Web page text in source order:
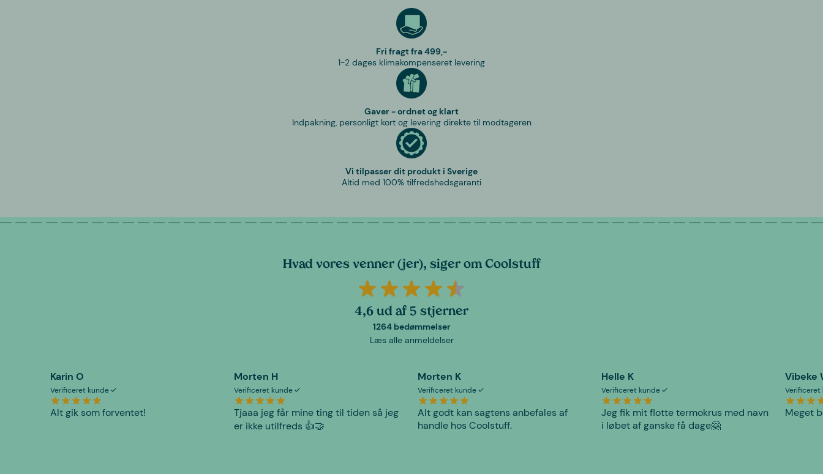
Fri fragt fra 499,-
1-2 dages klimakompenseret levering
Gaver - ordnet og klart
Indpakning, personligt kort og levering direkte til modtageren
Vi tilpasser dit produkt i Sverige
Altid med 100% tilfredshedsgaranti
Hvad vores venner (jer), siger om Coolstuff
4,6 ud af 5 stjerner
1264 bedømmelser
Læs alle anmeldelser
Karin O
Verificeret kunde
Alt gik som forventet!
Morten H
Verificeret kunde
Tjaaa jeg får mine ting til tiden så jeg
er ikke utilfreds 👍🤝
Morten K
Verificeret kunde
Alt godt kan sagtens anbefales af
handle hos Coolstuff.
Helle K
Verificeret kunde
Jeg fik mit flotte termokrus med navn
i løbet af ganske få dage🤗
Vibeke
Meget